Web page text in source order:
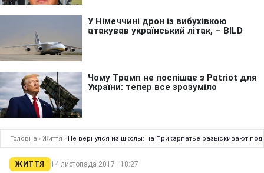
Головна › Життя › Не вернулся из школы: на Прикарпатье разыскивают
ЖИТТЯ 14 листопада 2017 · 18:27